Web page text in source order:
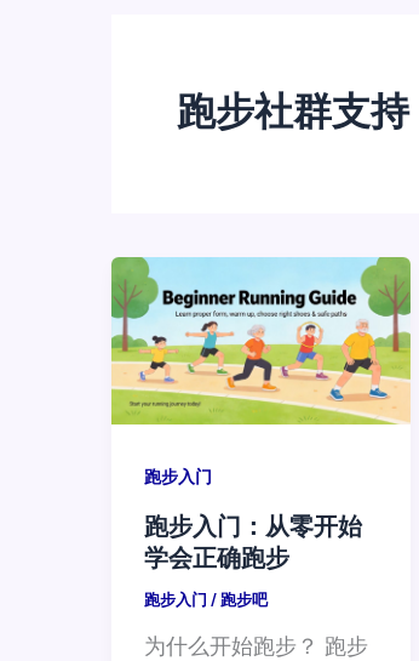
跑步社群支持
跑步入门
跑步入门：从零开始
学会正确跑步
跑步入门 / 跑步吧
为什么开始跑步？ 跑步